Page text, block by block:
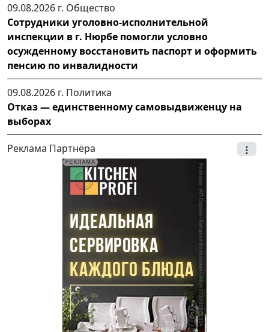
09.08.2026 г. Общество
Сотрудники уголовно-исполнительной
инспекции в г. Нюрбе помогли условно
осужденному восстановить паспорт и оформить
пенсию по инвалидности
09.08.2026 г. Политика
Отказ — единственному самовыдвиженцу на
выборах
Реклама Партнёра